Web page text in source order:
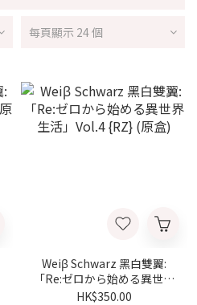
每頁顯示 24 個
Weiβ Schwarz 黑白雙翼:
「Re:ゼロから始める異世界
生活」Vol.4 {RZ} (原盒)
HK$350.00